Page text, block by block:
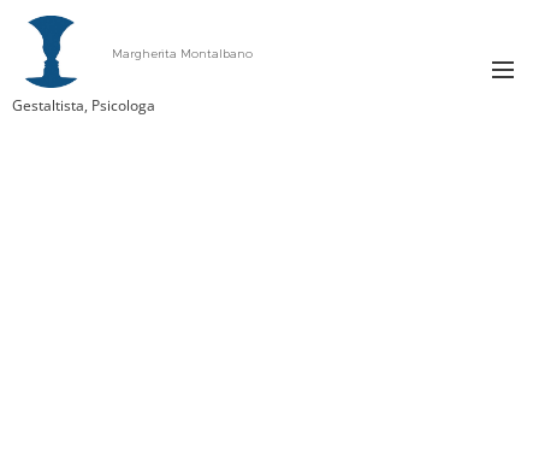
Margherita Montalbano
Gestaltista, Psicologa